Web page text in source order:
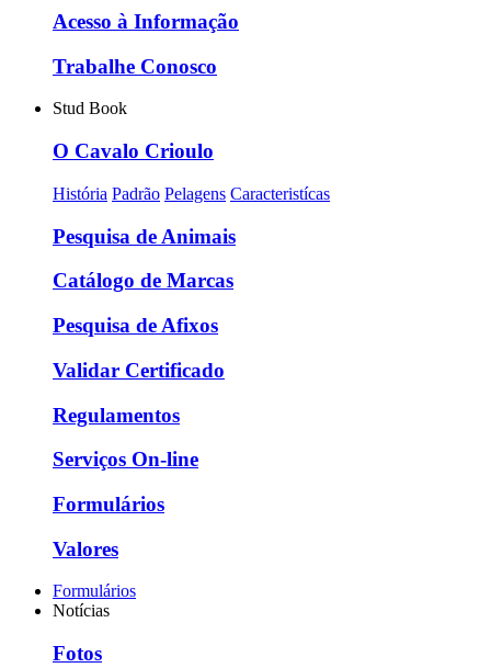
Acesso à Informação
Trabalhe Conosco
Stud Book
O Cavalo Crioulo
História Padrão Pelagens Caracteristícas
Pesquisa de Animais
Catálogo de Marcas
Pesquisa de Afixos
Validar Certificado
Regulamentos
Serviços On-line
Formulários
Valores
Formulários
Notícias
Fotos